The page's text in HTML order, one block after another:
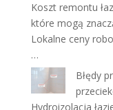
Koszt remontu
które mogą
Lokalne ceny
…
Błędy
Hydroizolacja